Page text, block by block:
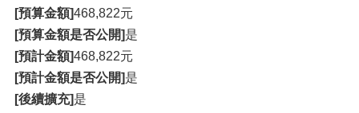
[預算金額]468,822元
[預算金額是否公開]是
[預計金額]468,822元
[預計金額是否公開]是
[後續擴充]是